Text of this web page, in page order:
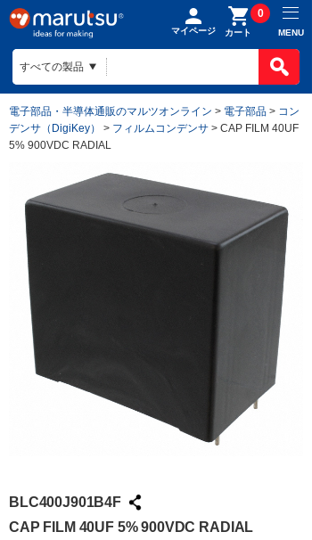
マイページ カート
0
MENU
電子部品・半導体通販のマルツオンライン > 電子部品 > コン
デンサ（DigiKey）
> フィルムコンデンサ > CAP FILM 40UF
5% 900VDC RADIAL
BLC400J901B4F
CAP FILM 40UF 5% 900VDC RADIAL